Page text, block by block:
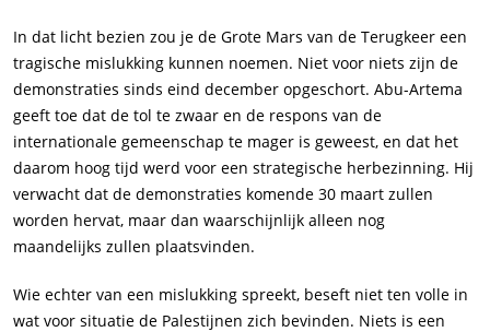
In dat licht bezien zou je de Grote Mars van de Terugkeer een
tragische mislukking kunnen noemen. Niet voor niets zijn de
demonstraties sinds eind december opgeschort. Abu-Artema
geeft toe dat de tol te zwaar en de respons van de
internationale gemeenschap te mager is geweest, en dat het
daarom hoog tijd werd voor een strategische herbezinning. Hij
verwacht dat de demonstraties komende 30 maart zullen
worden hervat, maar dan waarschijnlijk alleen nog
maandelijks zullen plaatsvinden.
Wie echter van een mislukking spreekt, beseft niet ten volle in
wat voor situatie de Palestijnen zich bevinden. Niets is een